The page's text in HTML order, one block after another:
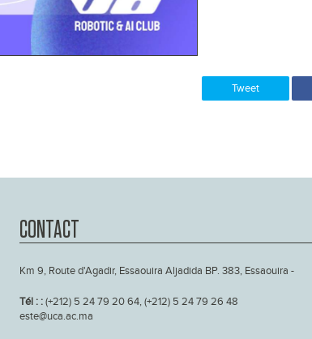
Tweet
CONTACT
Km 9, Route d'Agadir, Essaouira Aljadida BP. 383, Essaouira -
Tél : :(+212) 5 24 79 20 64, (+212) 5 24 79 26 48
este@uca.ac.ma